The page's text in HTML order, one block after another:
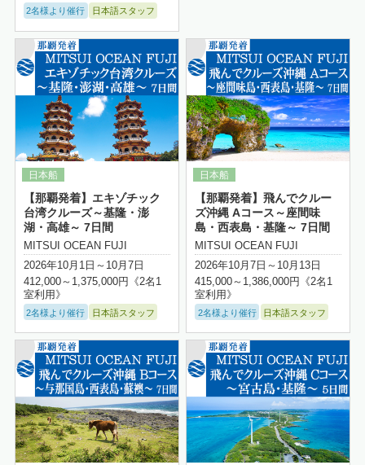
2名様より催行 日本語スタッフ
【那覇発着】エキゾチック
台湾クルーズ～基隆・澎
湖・高雄～ 7日間
MITSUI OCEAN FUJI
2026年10月1日～10月7日
412,000～1,375,000円《2名1
室利用》
2名様より催行 日本語スタッフ
【那覇発着】飛んでクルー
ズ沖縄 Aコース～座間味
島・西表島・基隆～ 7日間
MITSUI OCEAN FUJI
2026年10月7日～10月13日
415,000～1,386,000円《2名1
室利用》
2名様より催行 日本語スタッフ
詳細はこちら
詳細はこちら